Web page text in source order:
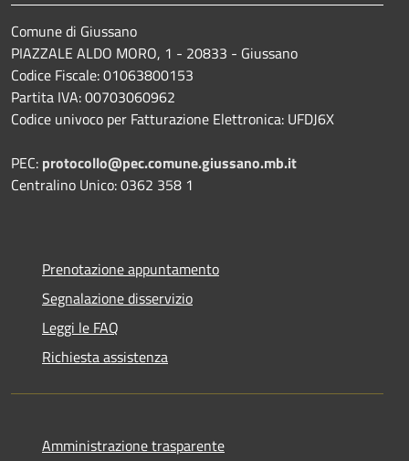
Comune di Giussano
PIAZZALE ALDO MORO, 1 - 20833 - Giussano
Codice Fiscale: 01063800153
Partita IVA: 00703060962
Codice univoco per Fatturazione Elettronica: UFDJ6X
PEC: protocollo@pec.comune.giussano.mb.it
Centralino Unico: 0362 358 1
Prenotazione appuntamento
Segnalazione disservizio
Leggi le FAQ
Richiesta assistenza
Amministrazione trasparente